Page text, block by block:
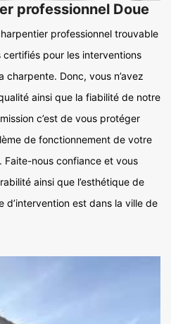
professionnel Doue
professionnel trouvable
certifiés pour les interventions
Donc, vous n’avez
ainsi que la fiabilité de notre
c’est de vous protéger
de fonctionnement de votre
nous confiance et vous
ainsi que l’esthétique de
d’intervention est dans la ville de